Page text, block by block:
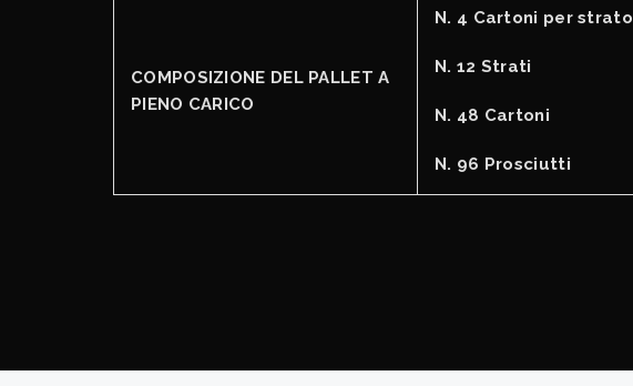
COMPOSIZIONE DEL PALLET A
PIENO CARICO
N. 4 Cartoni per strato
N. 12 Strati
N. 48 Cartoni
N. 96 Prosciutti